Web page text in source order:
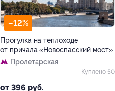
–12%
Прогулка на теплоходе
от причала «Новоспасский мост»
Пролетарская
от 396 руб.
Куплено 50